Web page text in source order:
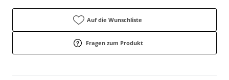
Auf die Wunschliste
Fragen zum Produkt